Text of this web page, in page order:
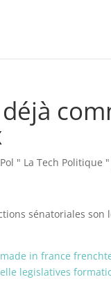
" La Tech Politique "
sénatoriales